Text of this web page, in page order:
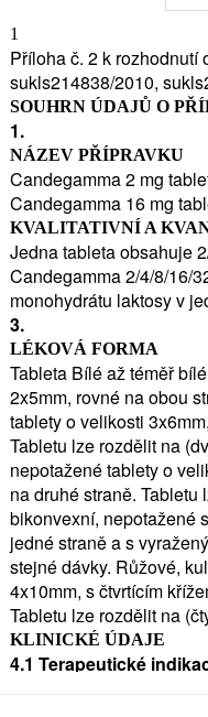
Obsah balení a další
1. Co je Candegamma a k
látkou je kandesartan-
receptorů (vazebných míst)
cév (relaxuje), a tím
srdci pumpovat krev do
-
léčbě vysokého krevního
-
léčbě dospělých
svaloviny, jako doplněk
použity (ACE inhibitory
2. Čemu musíte
užívat Neužívejte
-
Jestliže jste alergický/á
složku přípravku
2
-
Jestliže jste déle než 3
Candegamma i v
-
Jestliže máte závažnou
odtokem žluči ze
Pokud si nejste jistý/á,
se s lékařem nebo
Upozornění a opatření
léčby přípravkem
1
Příloha č. 2 k rozhodnutí
sukls214838/2010,
SOUHRN ÚDAJŮ O
1.
NÁZEV PŘÍPRAVKU
Candegamma 2 mg
Candegamma 16 mg
KVALITATIVNÍ A
Jedna tableta obsahuje
Candegamma 2/4/8/16/
monohydrátu laktosy v
3.
LÉKOVÁ FORMA
Tableta Bílé až téměř
2x5mm, rovné na obou
tablety o velikosti
Tabletu lze rozdělit na
nepotažené tablety o
na druhé straně.
bikonvexní, nepotažené
jedné straně a s
stejné dávky. Růžové,
4x10mm, s čtvrtícím
Tabletu lze rozdělit na
KLINICKÉ ÚDAJE
4.1 Terapeutické